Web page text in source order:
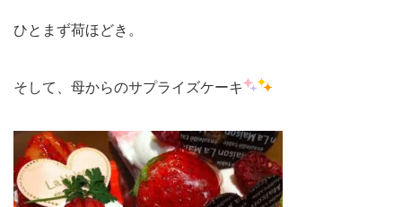
ひとまず荷ほどき。
そして、母からのサプライズケーキ